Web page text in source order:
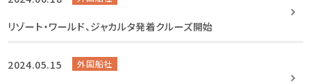
リゾート・ワールド、ジャカルタ発着クルーズ開始
2024.05.15 外国船社